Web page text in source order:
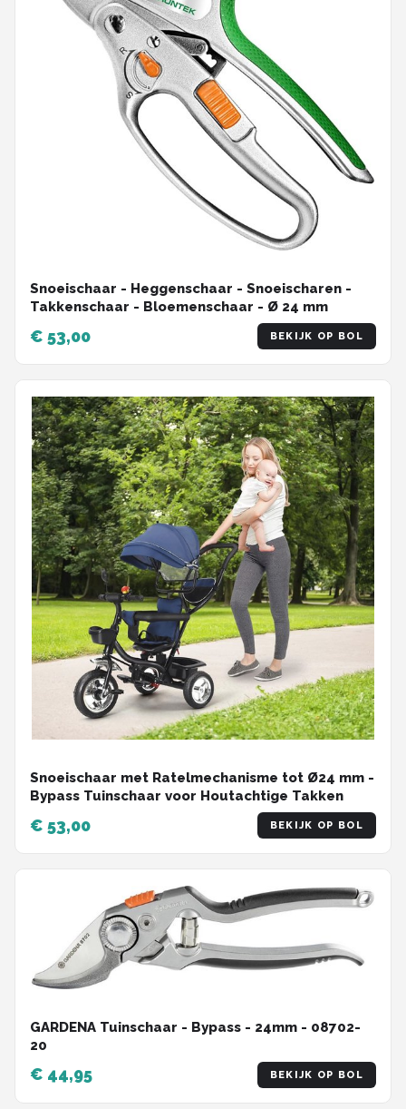
Snoeischaar - Heggenschaar - Snoeischaren -
Takkenschaar - Bloemenschaar - Ø 24 mm
€ 53,00 BEKIJK OP BOL
Snoeischaar met Ratelmechanisme tot Ø24 mm -
Bypass Tuinschaar voor Houtachtige Takken
€ 53,00 BEKIJK OP BOL
GARDENA Tuinschaar - Bypass - 24mm - 08702-
20
€ 44,95 BEKIJK OP BOL